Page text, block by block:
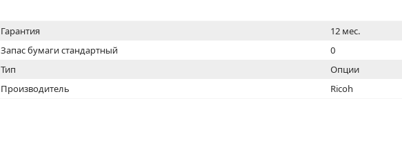
Гарантия
12 мес.
Запас бумаги стандартный
0
Тип
Опции
Производитель
Ricoh